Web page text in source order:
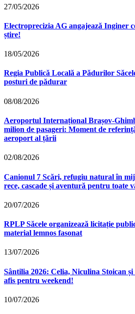
27/05/2026
Electroprecizia AG angajează Inginer
știre!
18/05/2026
Regia Publică Locală a Pădurilor
posturi de pădurar
08/08/2026
Aeroportul Internațional
milion de pasageri: Moment de
aeroport al țării
02/08/2026
Canionul 7 Scări, refugiu natural în
rece, cascade și aventură pentru toate
20/07/2026
RPLP Săcele organizează licitație
material lemnos fasonat
13/07/2026
Sântilia 2026: Celia, Niculina Stoican
afis pentru weekend!
10/07/2026